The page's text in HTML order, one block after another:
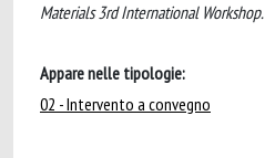
Materials 3rd International Workshop.
Appare nelle tipologie:
02 - Intervento a convegno